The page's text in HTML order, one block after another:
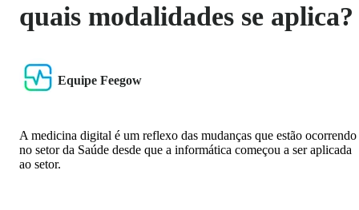
quais modalidades se aplica?
Equipe Feegow
A medicina digital é um reflexo das mudanças que estão ocorrendo
no setor da Saúde desde que a informática começou a ser aplicada
ao setor.